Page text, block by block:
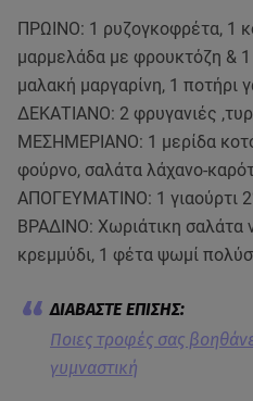
ΠΡΩΙΝΟ: 1 ρυζογκοφρέτα, 1
μαρμελάδα με φρουκτόζη &
μαλακή μαργαρίνη, 1 ποτήρι
ΔΕΚΑΤΙΑΝΟ: 2 φρυγανιές
ΜΕΣΗΜΕΡΙΑΝΟ: 1 μερίδα
φούρνο, σαλάτα λάχανο-
ΑΠΟΓΕΥΜΑΤΙΝΟ: 1 γιαούρτι
ΒΡΑΔΙΝΟ: Χωριάτικη σαλάτα
κρεμμύδι, 1 φέτα ψωμί
Ποιες τροφές σας
γυμναστική